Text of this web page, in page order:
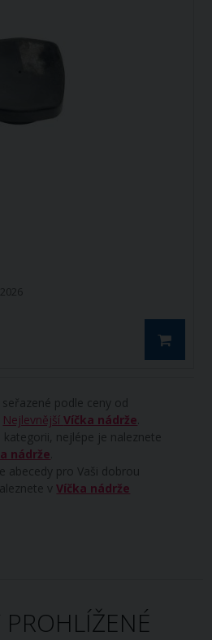
podle ceny od
NejlevnějšíVíčka nádrže
nejlépe je naleznete
nádrže
abecedy pro Vaši dobrou
vVíčka nádrže